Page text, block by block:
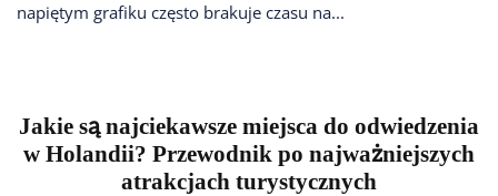
napiętym grafiku często brakuje czasu na...
Jakie są najciekawsze miejsca do odwiedzenia
w Holandii? Przewodnik po najważniejszych
atrakcjach turystycznych